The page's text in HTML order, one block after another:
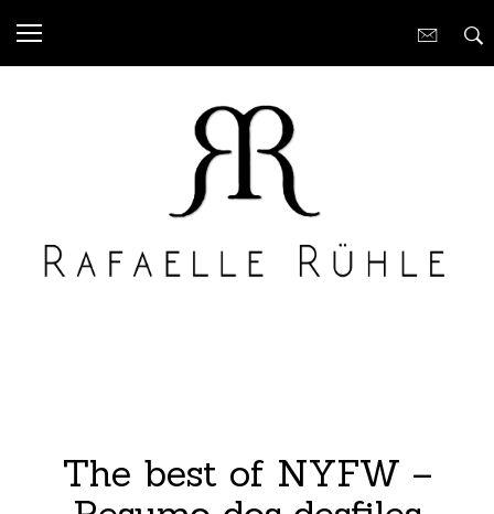
The best of NYFW –